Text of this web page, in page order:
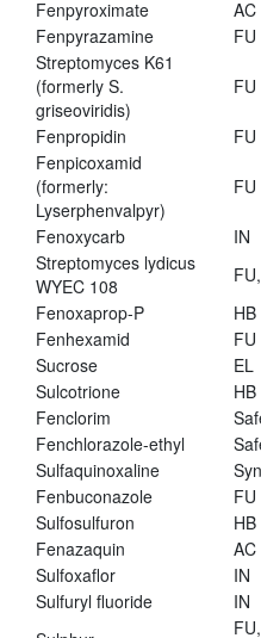
Fenpyroximate
AC
Fenpyrazamine
FU
Streptomyces K61
(formerly S.
griseoviridis)
FU
Fenpropidin FU
Fenpicoxamid
(formerly:
Lyserphenvalpyr)
FU
Fenoxycarb IN
Streptomyces lydicus
WYEC 108
Fenoxaprop-P
HB
Fenhexamid
FU
Sucrose
EL
Sulcotrione
HB
Fenclorim
Fenchlorazole-ethyl
Sulfaquinoxaline
Fenbuconazole
FU
Sulfosulfuron
HB
Fenazaquin
AC
Sulfoxaflor
IN
Sulfuryl fluoride
IN